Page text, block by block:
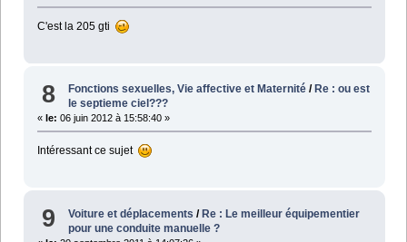
C'est la 205 gti
8 Fonctions sexuelles, Vie affective et Maternité / Re : ou est
le septieme ciel???
« le: 06 juin 2012 à 15:58:40 »
Intéressant ce sujet
9 Voiture et déplacements /Re : Le meilleur équipementier
pour une conduite manuelle ?